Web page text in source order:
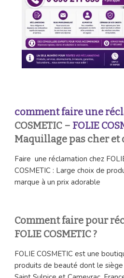
comment faire une
COSMETIC – FOLIE
Maquillage pas cher et
Faire une réclamation chez
COSMETIC : Large choix de
marque à un prix adorable
Comment faire pour
FOLIE COSMETIC ?
FOLIE COSMETIC est une
produits de beauté dont le